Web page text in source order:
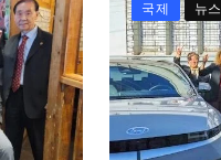
국제 뉴스